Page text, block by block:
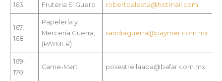
163 Fruteria El Güero robertoalexta@hotmail.com
167,
168
Papelería y
Mercería Guerra,
(PAYMER)
sandraguerra@paymer.com.mx
169,
170
Carne-Mart posestrellaaba@bafar.com.mx